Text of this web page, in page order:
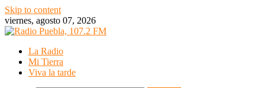
Skip to content
viernes, agosto 07, 2026
La Radio
Mi Tierra
Viva la tarde